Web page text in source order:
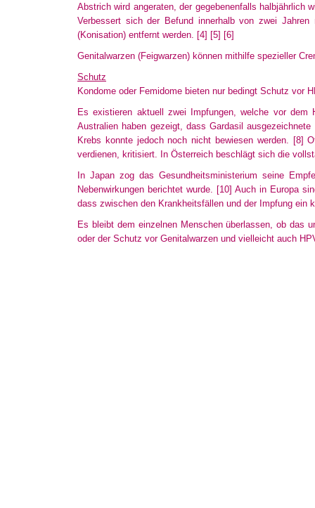
Abstrich wird angeraten, der gegebenenfalls halbjährlich
Verbessert sich der Befund innerhalb von zwei
(Konisation) entfernt werden. [4] [5] [6]
Genitalwarzen (Feigwarzen) können mithilfe spezieller
Schutz
Kondome oder Femidome bieten nur bedingt Schutz vor
Es existieren aktuell zwei Impfungen, welche vor
Australien haben gezeigt, dass Gardasil
Krebs konnte jedoch noch nicht bewiesen werden. [8]
verdienen, kritisiert. In Österreich beschlägt sich die
In Japan zog das Gesundheitsministerium seine
Nebenwirkungen berichtet wurde. [10] Auch in Europa
dass zwischen den Krankheitsfällen und der Impfung ein
Es bleibt dem einzelnen Menschen überlassen, ob das
oder der Schutz vor Genitalwarzen und vielleicht auch